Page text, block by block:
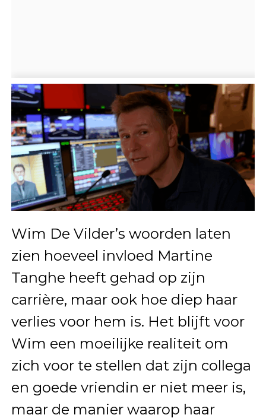
Wim De Vilder’s woorden laten
zien hoeveel invloed Martine
Tanghe heeft gehad op zijn
carrière, maar ook hoe diep haar
verlies voor hem is. Het blijft voor
Wim een moeilijke realiteit om
zich voor te stellen dat zijn collega
en goede vriendin er niet meer is,
maar de manier waarop haar